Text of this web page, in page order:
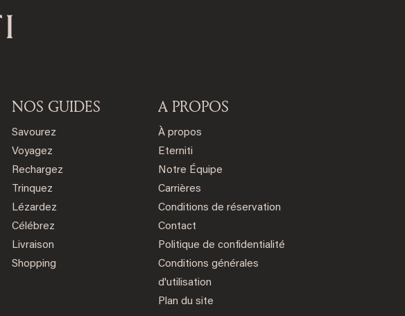
NOS GUIDES
Savourez
Voyagez
Rechargez
Trinquez
Lézardez
Célébrez
Livraison
Shopping
A PROPOS
À propos
Eterniti
Notre Équipe
Carrières
Conditions de réservation
Contact
Politique de confidentialité
Conditions générales
d'utilisation
Plan du site